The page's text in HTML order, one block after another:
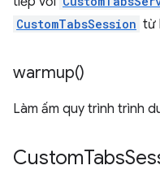
CustomTabsSession từ
warmup()
Làm ấm quy trình trình
CustomTabs